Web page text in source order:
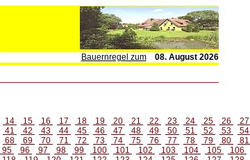
Bauernregel zum
08. August 2026
14 15 16 17 18 19 20 21 22 23 24 25 26 27
41 42 43 44 45 46 47 48 49 50 51 52 53 54
68 69 70 71 72 73 74 75 76 77 78 79 80 81
95 96 97 98 99 100 101 102 103 104 105 106